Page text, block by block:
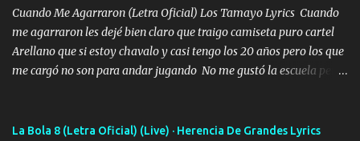
Cuando Me Agarraron (Letra Oficial) Los Tamayo Lyrics Cuando
me agarraron les dejé bien claro que traigo camiseta puro cartel
Arellano que si estoy chavalo y casi tengo los 20 años pero los que
me cargó no son para andar jugando No me gustó la escuela pero
firme el legado que si como me llamó varios ya se han preguntado
La Bola 8 (Letra Oficial) (Live) · Herencia De Grandes Lyrics